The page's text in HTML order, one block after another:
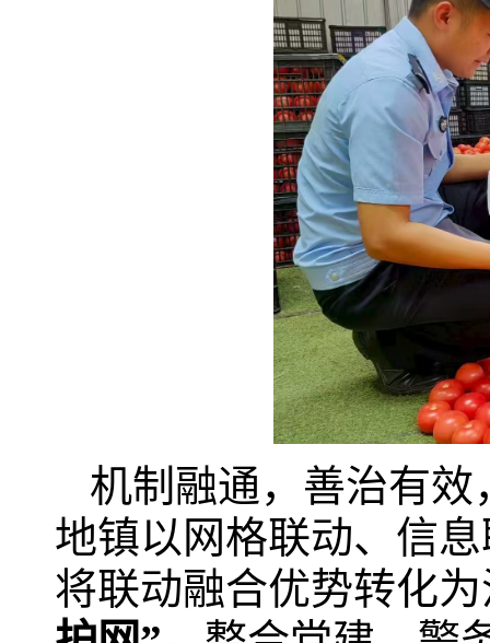
机制融通，善治有效
地镇以网格联动、信
将联动融合优势转化